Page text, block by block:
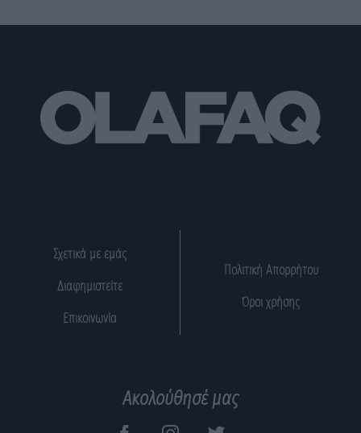
Σχετικά με εμάς
Διαφημιστείτε
Επικοινωνία
Πολιτική Απορρήτου
Όροι χρήσης
Ακολούθησέ μας